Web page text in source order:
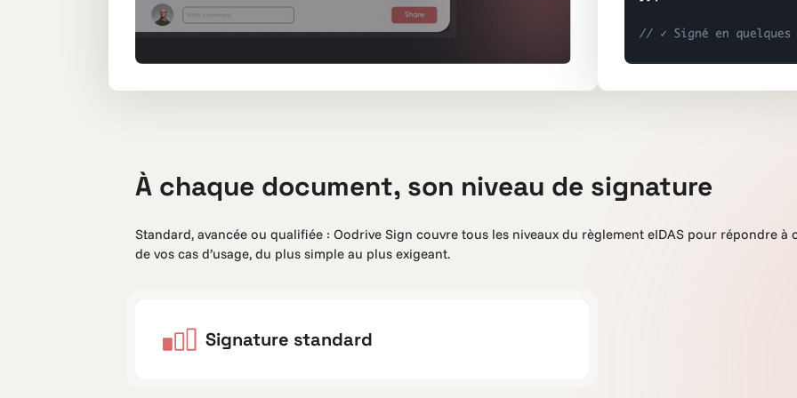
À chaque document, son niveau de signature
Standard, avancée ou qualifiée : Oodrive Sign couvre tous les niveaux du règlement eIDAS pour répondre à
de vos cas d’usage, du plus simple au plus exigeant.
Signature standard